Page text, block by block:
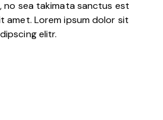
no sea takimata sanctus est
amet. Lorem ipsum dolor sit
elitr.